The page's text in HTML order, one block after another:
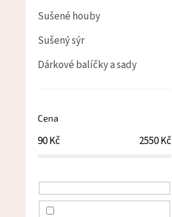
Sušené houby
Sušený sýr
Dárkové balíčky a sady
Cena
90Kč 2550Kč